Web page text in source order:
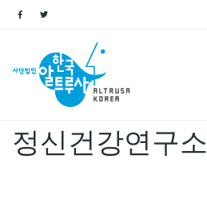
Name
정신건강연구소